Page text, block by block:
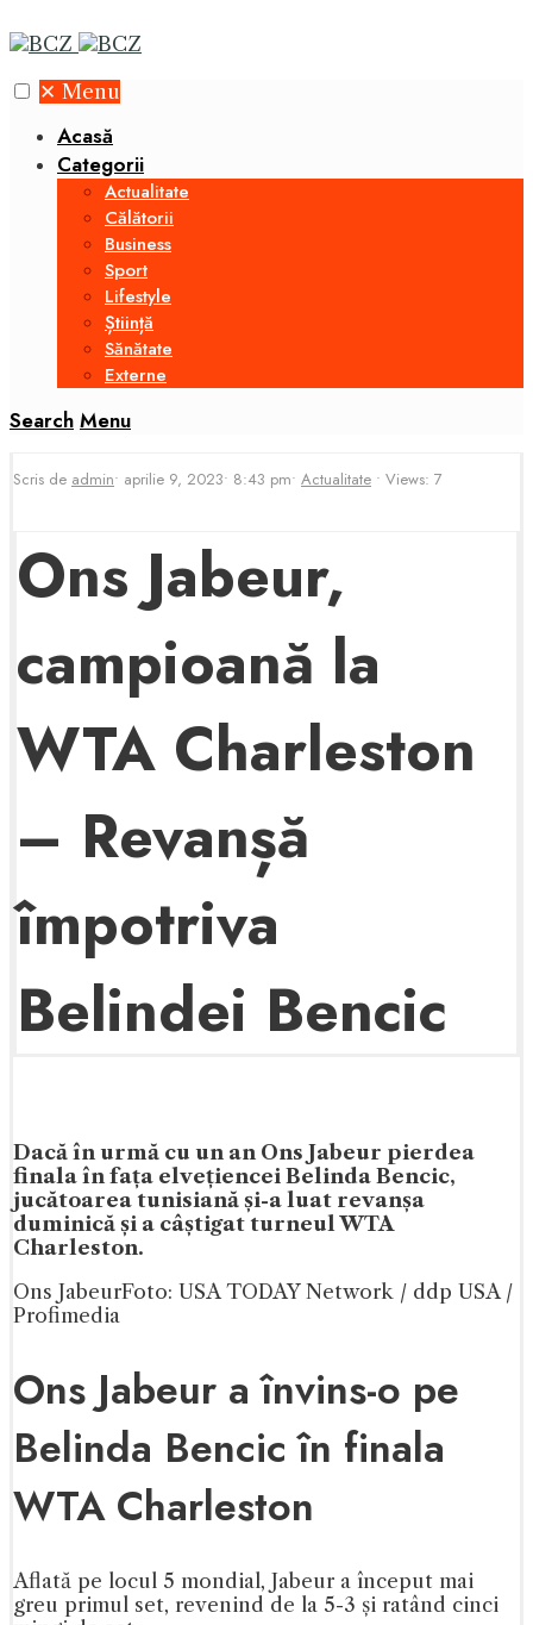
✕ Menu
Acasă
Categorii
Actualitate
Călătorii
Business
Sport
Lifestyle
Știință
Sănătate
Externe
Search Menu
Scris de admin• aprilie 9, 2023• 8:43 pm• Actualitate • Views: 7
Ons Jabeur,
campioană la
WTA Charleston
– Revanșă
împotriva
Belindei Bencic
Dacă în urmă cu un an Ons Jabeur pierdea
finala în fața elvețiencei Belinda Bencic,
jucătoarea tunisiană și-a luat revanșa
duminică și a câștigat turneul WTA
Charleston.
Ons JabeurFoto: USA TODAY Network / ddp USA /
Profimedia
Ons Jabeur a învins-o pe
Belinda Bencic în finala
WTA Charleston
Aflată pe locul 5 mondial, Jabeur a început mai
greu primul set, revenind de la 5-3 și ratând cinci